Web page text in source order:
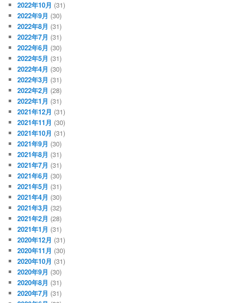
2022年10月 (31)
2022年9月 (30)
2022年8月 (31)
2022年7月 (31)
2022年6月 (30)
2022年5月 (31)
2022年4月 (30)
2022年3月 (31)
2022年2月 (28)
2022年1月 (31)
2021年12月 (31)
2021年11月 (30)
2021年10月 (31)
2021年9月 (30)
2021年8月 (31)
2021年7月 (31)
2021年6月 (30)
2021年5月 (31)
2021年4月 (30)
2021年3月 (32)
2021年2月 (28)
2021年1月 (31)
2020年12月 (31)
2020年11月 (30)
2020年10月 (31)
2020年9月 (30)
2020年8月 (31)
2020年7月 (31)